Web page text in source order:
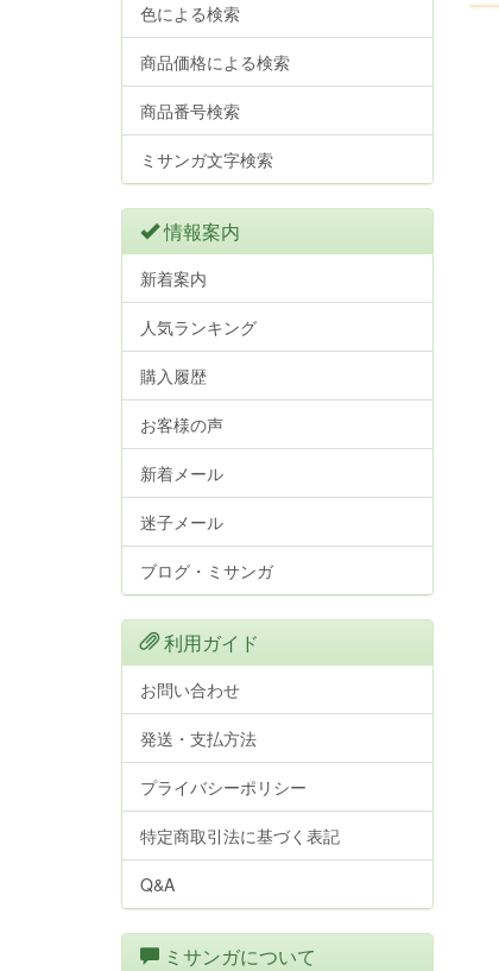
色による検索
商品価格による検索
商品番号検索
ミサンガ文字検索
情報案内
新着案内
人気ランキング
購入履歴
お客様の声
新着メール
迷子メール
ブログ・ミサンガ
利用ガイド
お問い合わせ
発送・支払方法
プライバシーポリシー
特定商取引法に基づく表記
Q&A
ミサンガについて